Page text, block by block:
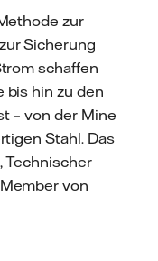
zur
Sicherung
schaffen
hin zu den
– von der Mine
Stahl. Das
Technischer
von